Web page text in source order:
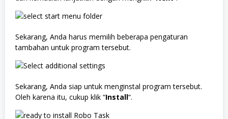
Sekarang, Anda harus memilih beberapa pengaturan
tambahan untuk program tersebut.
Sekarang, Anda siap untuk menginstal program tersebut.
Oleh karena itu, cukup klik “Install“.